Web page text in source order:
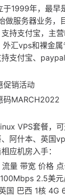
于1999年，最早
做服务器业务，
持支付宝，主营
汇vps和裸金属
支付宝、
促销活动
优惠码
VPS套餐，可
阿什本、英国
应机房入手：
量 带宽 价格
2.5美
国 巴西 1核 4G